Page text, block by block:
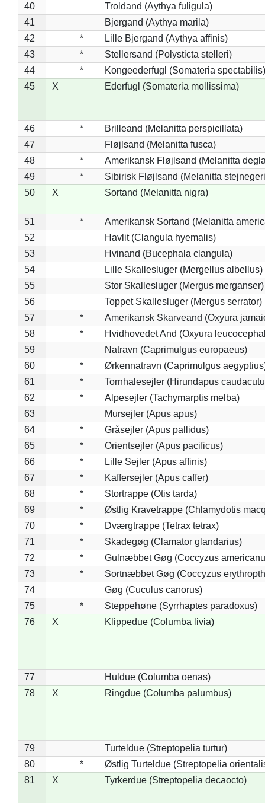
40
Troldand (Aythya fuligula)
41
Bjergand (Aythya marila)
42
*
Lille Bjergand (Aythya affinis)
43
*
Stellersand (Polysticta stelleri)
44
*
Kongeederfugl (Somateria spectabilis)
45
X Ederfugl (Somateria mollissima)
46 *
Brilleand (Melanitta perspicillata)
47
Fløjlsand (Melanitta fusca)
48
*
Amerikansk Fløjlsand (Melanitta
49
*
Sibirisk Fløjlsand (Melanitta
50
X Sortand (Melanitta nigra)
51 *
Amerikansk Sortand (Melanitta
52
Havlit (Clangula hyemalis)
53
Hvinand (Bucephala clangula)
54
Lille Skallesluger (Mergellus albellus)
55
Stor Skallesluger (Mergus merganser)
56
Toppet Skallesluger (Mergus serrator)
57
*
Amerikansk Skarveand (Oxyura
58
*
Hvidhovedet And (Oxyura
59
Natravn (Caprimulgus europaeus)
60
*
Ørkennatravn (Caprimulgus
61
*
Tornhalesejler (Hirundapus
62
*
Alpesejler (Tachymarptis melba)
63
Mursejler (Apus apus)
64
*
Gråsejler (Apus pallidus)
65
*
Orientsejler (Apus pacificus)
66
*
Lille Sejler (Apus affinis)
67
*
Kaffersejler (Apus caffer)
68
*
Stortrappe (Otis tarda)
69
*
Østlig Kravetrappe (Chlamydotis
70
*
Dværgtrappe (Tetrax tetrax)
71
*
Skadegøg (Clamator glandarius)
72
*
Gulnæbbet Gøg (Coccyzus
73
*
Sortnæbbet Gøg (Coccyzus
74
Gøg (Cuculus canorus)
75
*
Steppehøne (Syrrhaptes paradoxus)
76
X Klippedue (Columba livia)
77
Huldue (Columba oenas)
78
X Ringdue (Columba palumbus)
79
Turteldue (Streptopelia turtur)
80
*
Østlig Turteldue (Streptopelia
81
X Tyrkerdue (Streptopelia decaocto)